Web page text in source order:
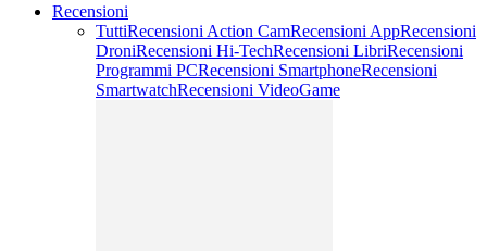
Recensioni
TuttiRecensioni Action CamRecensioni AppRecensioni
DroniRecensioni Hi-TechRecensioni LibriRecensioni
Programmi PCRecensioni SmartphoneRecensioni
SmartwatchRecensioni VideoGame